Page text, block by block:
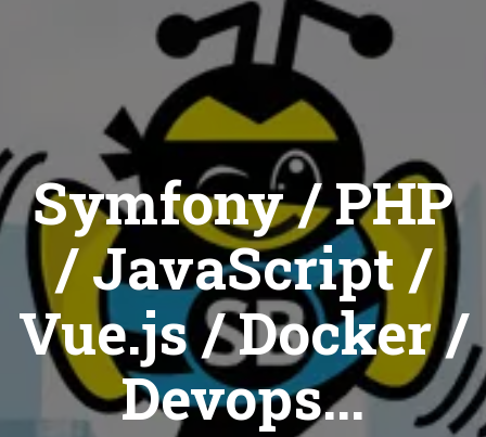
Symfony / PHP
/ JavaScript /
Vue.js / Docker /
Devops...